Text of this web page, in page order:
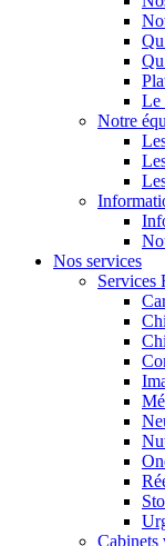
Le
Notre
Nos services
Services
Cabinets